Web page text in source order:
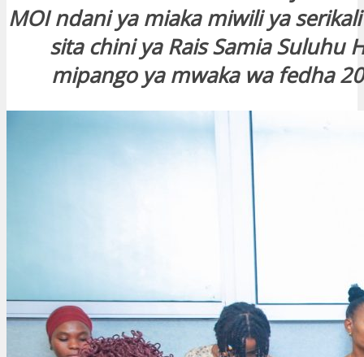
MOI ndani ya miaka miwili ya
sita chini ya Rais Samia Suluhu
mipango ya mwaka wa fedha